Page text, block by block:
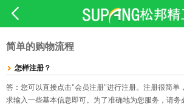
简单的购物流程
怎样注册？
答：您可以直接点击"会员注册"进行注册。注册很简单
求输入一些基本信息即可。为了准确地为您服务，请